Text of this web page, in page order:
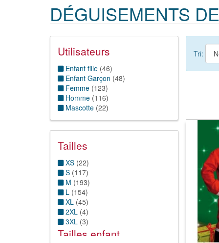
DÉGUISEMENTS
Utilisateurs
Enfant fille (46)
Enfant Garçon (48)
Femme (123)
Homme (116)
Mascotte (22)
Tailles
XS (22)
S (117)
M (193)
L (154)
XL (45)
2XL (4)
3XL (3)
Tailles enfant
Tri: